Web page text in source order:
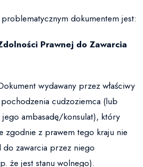
dokumentem jest:
Prawnej do Zawarcia
wydawany przez właściwy
cudzoziemca (lub
ambasadę/konsulat), który
zgodnie z prawem tego kraju nie
do zawarcia przez niego
że jest stanu wolnego).